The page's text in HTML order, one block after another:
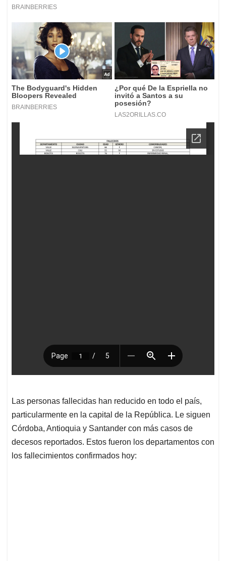
Las personas fallecidas han reducido en todo el país,
particularmente en la capital de la República. Le siguen
Córdoba, Antioquia y Santander con más casos de
decesos reportados. Estos fueron los departamentos con
los fallecimientos confirmados hoy: